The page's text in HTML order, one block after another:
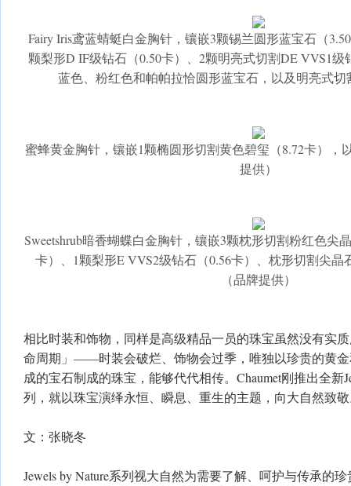
Fairy Iris鸢蓝蜻蜓白金胸针，镶嵌3颗锡兰圆形蓝宝石（
颗梨形D IF级钻石（0.50卡）、2颗明亮式切割DE VVS1级
蓝色、粉红色和帕帕拉恰圆形蓝宝石，以及明亮式
蜜蜂黄金胸针，镶嵌1颗椭圆形切割黄色碧玺（8.72卡），
提供）
Sweetshrub暗香蝴蝶白金胸针，镶嵌3颗枕形切割粉红色尖
卡）、1颗梨形E VVS2级钻石（0.56卡）、枕形切割尖
（品牌提供）
相比时装和饰物，同样是高级精品一员的珠宝虽然没有实
命周期」——时装会破烂、饰物会过季，唯独以珍贵的黄
成的宝石制成的珠宝，能够代代相传。Chaumet刚推出全新
列，就以珠宝演绎永恒、瞬息、重生的主题，向大自然致
文：张晓冬
Jewels by Nature系列视大自然为需要了解、呵护与传承的